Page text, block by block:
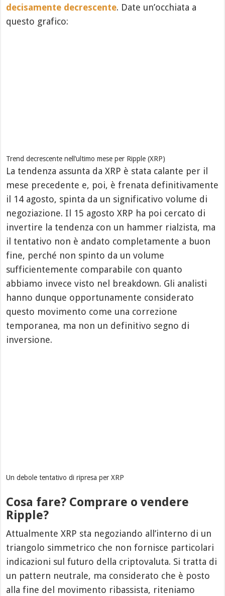
decisamente decrescente. Date un’occhiata a
questo grafico:
Trend decrescente nell’ultimo mese per Ripple (XRP)
La tendenza assunta da XRP è stata calante per il
mese precedente e, poi, è frenata definitivamente
il 14 agosto, spinta da un significativo volume di
negoziazione. Il 15 agosto XRP ha poi cercato di
invertire la tendenza con un hammer rialzista, ma
il tentativo non è andato completamente a buon
fine, perché non spinto da un volume
sufficientemente comparabile con quanto
abbiamo invece visto nel breakdown. Gli analisti
hanno dunque opportunamente considerato
questo movimento come una correzione
temporanea, ma non un definitivo segno di
inversione.
Un debole tentativo di ripresa per XRP
Cosa fare? Comprare o vendere
Ripple?
Attualmente XRP sta negoziando all’interno di un
triangolo simmetrico che non fornisce particolari
indicazioni sul futuro della criptovaluta. Si tratta di
un pattern neutrale, ma considerato che è posto
alla fine del movimento ribassista, riteniamo